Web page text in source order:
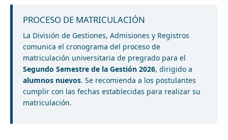
PROCESO DE MATRICULACIÓN
La División de Gestiones, Admisiones y Registros
comunica el cronograma del proceso de
matriculación universitaria de pregrado para el
Segundo Semestre de la Gestión 2026, dirigido a
alumnos nuevos. Se recomienda a los postulantes
cumplir con las fechas establecidas para realizar su
matriculación.